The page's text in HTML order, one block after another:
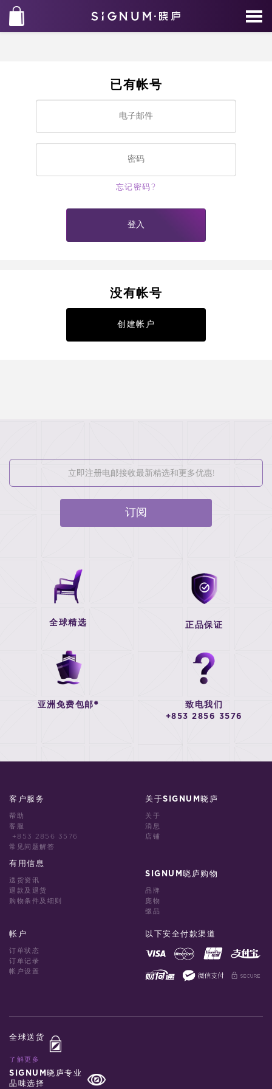
已有帐号
忘记密码?
登入
没有帐号
创建帐户
订阅
全球精选 正品保证
亚洲免费包邮* 致电我们
+853 2856 3576
客户服务
帮助
客服
+853 2856 3576
常见问题解答
有用信息
送货资讯
退款及退货
购物条件及细则
关于SIGNUM晓庐
关于
消息
店铺
SIGNUM晓庐购物
品牌
庞物
缀品
帐户
订单状态
订单记录
帐户设置
以下安全付款渠道
全球送货
了解更多
SIGNUM晓庐专业
品味选择